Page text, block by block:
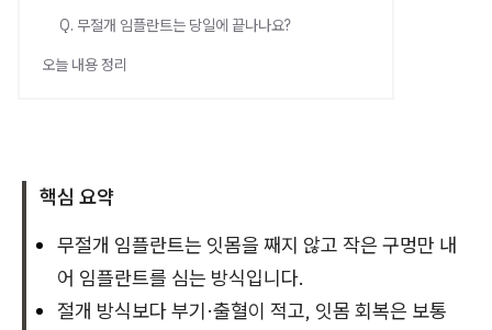
Q. 무절개 임플란트는 당일에 끝나나요?
오늘 내용 정리
핵심 요약
무절개 임플란트는 잇몸을 째지 않고 작은 구멍만 내
어 임플란트를 심는 방식입니다.
절개 방식보다 부기·출혈이 적고, 잇몸 회복은 보통